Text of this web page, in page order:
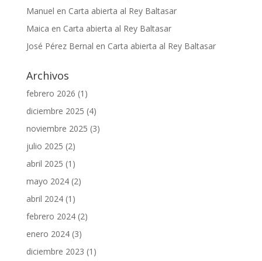
Manuel en Carta abierta al Rey Baltasar
Maica en Carta abierta al Rey Baltasar
José Pérez Bernal en Carta abierta al Rey Baltasar
Archivos
febrero 2026 (1)
diciembre 2025 (4)
noviembre 2025 (3)
julio 2025 (2)
abril 2025 (1)
mayo 2024(2)
abril 2024(1)
febrero 2024(2)
enero 2024(3)
diciembre 2023 (1)